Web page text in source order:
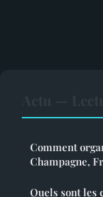
Comment
Champagne,
Quels sont les